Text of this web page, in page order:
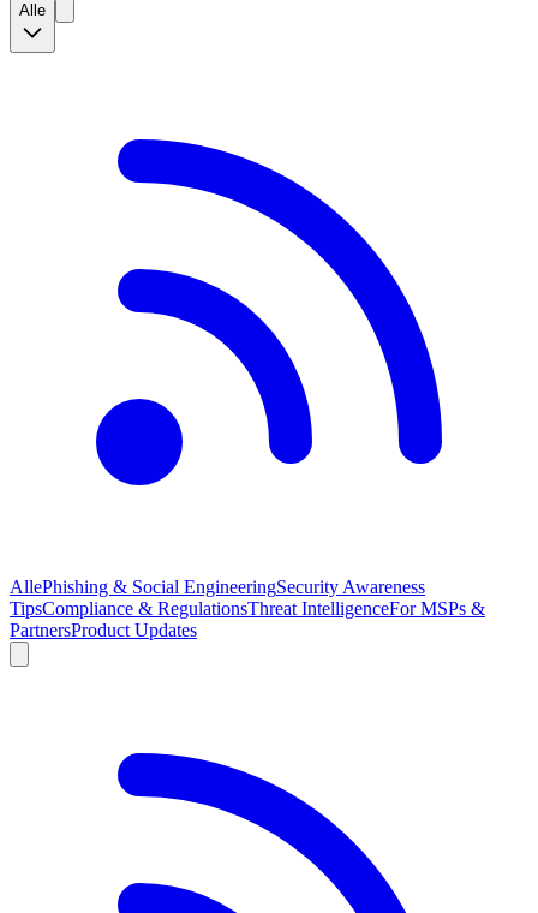
Alle
AllePhishing & Social EngineeringSecurity Awareness
TipsCompliance & RegulationsThreat IntelligenceFor MSPs &
PartnersProduct Updates